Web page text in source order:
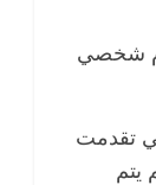
شخصي
تقدمت
يتم